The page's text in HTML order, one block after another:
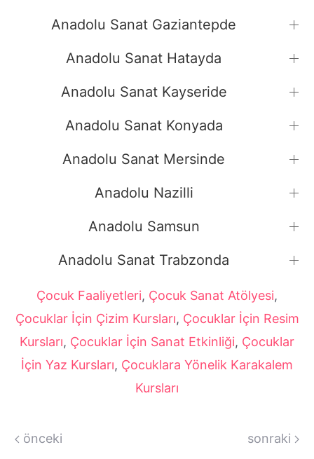
Anadolu Sanat Gaziantepde
Anadolu Sanat Hatayda
Anadolu Sanat Kayseride
Anadolu Sanat Konyada
Anadolu Sanat Mersinde
Anadolu Nazilli
Anadolu Samsun
Anadolu Sanat Trabzonda
Çocuk Faaliyetleri, Çocuk Sanat Atölyesi,
Çocuklar İçin Çizim Kursları, Çocuklar İçin Resim
Kursları, Çocuklar İçin Sanat Etkinliği, Çocuklar
İçin Yaz Kursları, Çocuklara Yönelik Karakalem
Kursları
önceki sonraki